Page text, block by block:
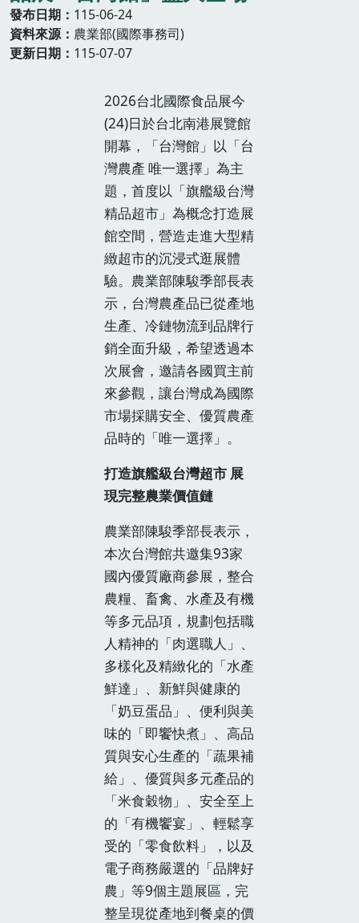
發布日期
115-06-24
資料來源
農業部(國際事務司)
更新日期
115-07-07
2026台北國際食品展今
(24)日於台北南港展覽館
開幕，「台灣館」以「台
灣農產 唯一選擇」為主
題，首度以「旗艦級台灣
精品超市」為概念打造展
館空間，營造走進大型精
緻超市的沉浸式逛展體
驗。農業部陳駿季部長表
示，台灣農產品已從產地
生產、冷鏈物流到品牌行
銷全面升級，希望透過本
次展會，邀請各國買主前
來參觀，讓台灣成為國際
市場採購安全、優質農產
品時的「唯一選擇」。
打造旗艦級台灣超市 展
現完整農業價值鏈
農業部陳駿季部長表示，
本次台灣館共邀集93家
國內優質廠商參展，整合
農糧、畜禽、水產及有機
等多元品項，規劃包括職
人精神的「肉選職人」、
多樣化及精緻化的「水產
鮮達」、新鮮與健康的
「奶豆蛋品」、便利與美
味的「即饗快煮」、高品
質與安心生產的「蔬果補
給」、優質與多元產品的
「米食穀物」、安全至上
的「有機饗宴」、輕鬆享
受的「零食飲料」，以及
電子商務嚴選的「品牌好
農」等9個主題展區，完
整呈現從產地到餐桌的價